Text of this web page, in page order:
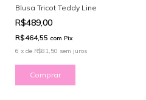
Blusa Tricot Teddy Line
R$489,00
R$464,55 com Pix
6 x de R$81,50 sem juros
Comprar